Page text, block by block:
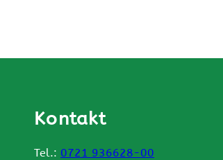
Kontakt
Tel.: 0721 936628-00